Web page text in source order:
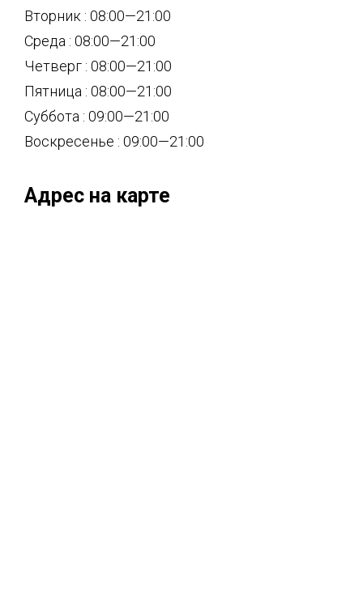
Вторник : 08:00—21:00
Среда : 08:00—21:00
Четверг : 08:00—21:00
Пятница : 08:00—21:00
Суббота : 09:00—21:00
Воскресенье : 09:00—21:00
Адрес на карте